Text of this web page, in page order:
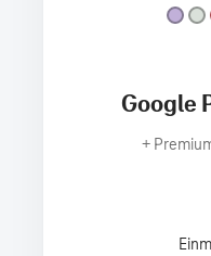
Google
+